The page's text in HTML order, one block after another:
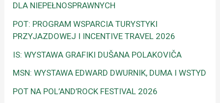
DLA NIEPEŁNOSPRAWNYCH
POT: PROGRAM WSPARCIA TURYSTYKI
PRZYJAZDOWEJ I INCENTIVE TRAVEL 2026
IS: WYSTAWA GRAFIKI DUŠANA POLAKOVIČA
MSN: WYSTAWA EDWARD DWURNIK, DUMA I WSTYD
POT NA POL’AND’ROCK FESTIVAL 2026